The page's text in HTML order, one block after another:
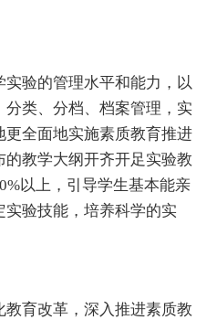
验的管理水平和能力，以
类、分档、档案管理，实
全面地实施素质教育推进
教学大纲开齐开足实验教
以上，引导学生基本能亲
验技能，培养科学的实
教育改革，深入推进素质教